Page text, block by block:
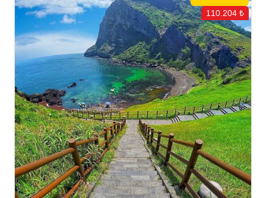
110.204 ₺